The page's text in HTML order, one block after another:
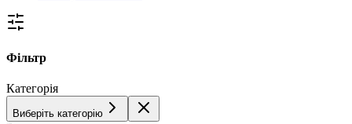
Фільтр
Категорія
Виберіть категорію